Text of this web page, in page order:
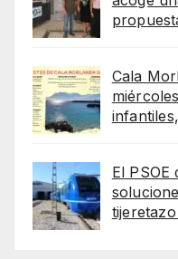
Cala
El PSOE